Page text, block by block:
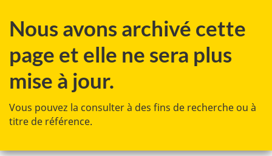
au
principal
à
Au
»
à
version
Nous avons archivé cette
page et elle ne sera plus
mise à jour.
Vous pouvez la consulter à des fins de recherche ou à
titre de référence.